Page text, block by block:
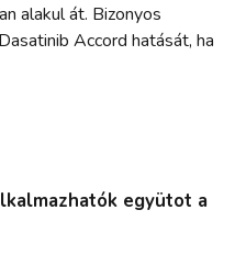
alakul át. Bizonyos
Accord hatását, ha
együtot a